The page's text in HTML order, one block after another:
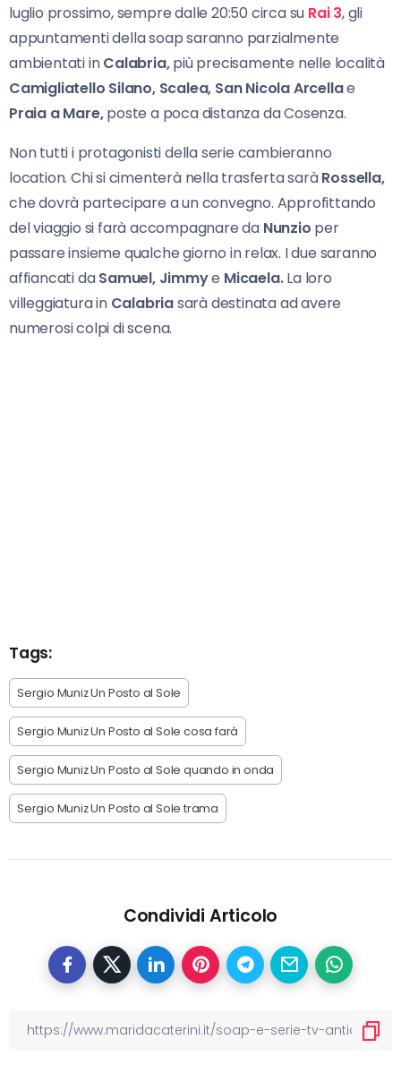
luglio prossimo, sempre dalle 20:50 circa su Rai 3, gli
appuntamenti della soap saranno parzialmente
ambientati inCalabria,più precisamente nelle località
Camigliatello Silano, Scalea, San Nicola Arcellae
Praia aMare,poste a poca distanza da Cosenza.
Non tutti i protagonisti della serie cambieranno
location. Chi si cimenterà nella trasferta saràRossella,
che dovrà partecipare a un convegno. Approfittando
del viaggio si farà accompagnare da Nunzio per
passare insieme qualche giorno in relax. I due saranno
affiancati daSamuel, Jimmye Micaela.La loro
villeggiatura in Calabriasarà destinata ad avere
numerosi colpi di scena.
Tags:
Sergio Muniz Un Posto al Sole
Sergio Muniz Un Posto al Sole cosa farà
Sergio Muniz Un Posto al Sole quando in onda
Sergio Muniz Un Posto al Sole trama
Condividi Articolo